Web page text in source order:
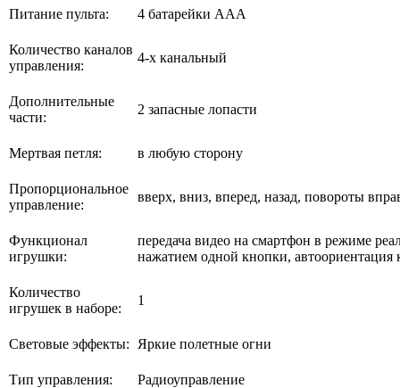
Питание пульта: 4 батарейки ААА
Количество каналов
управления:
4-х канальный
Дополнительные
части:
2 запасные лопасти
Мертвая петля: в любую сторону
Пропорциональное
управление:
вверх, вниз, вперед, назад, повороты
Функционал
игрушки:
передача видео на смартфон в режиме
нажатием одной кнопки, автоориентация
Количество
игрушек в наборе:
1
Световые эффекты: Яркие полетные огни
Тип управления: Радиоуправление